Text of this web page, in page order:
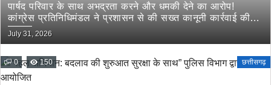
पार्षद परिवार के साथ अभद्रता करने और धमकी देने का आरोप!
कांग्रेस प्रतिनिधिमंडल ने प्रशासन से की सख्त कानूनी कार्रवाई की
मांग
July 31, 2026
0 150 छत्तीसगढ़